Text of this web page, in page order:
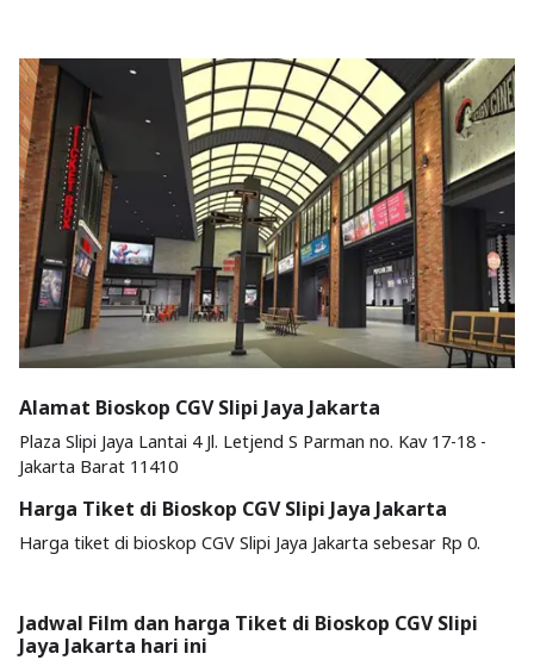
Alamat Bioskop CGV Slipi Jaya Jakarta
Plaza Slipi Jaya Lantai 4 Jl. Letjend S Parman no. Kav 17-18 -
Jakarta Barat 11410
Harga Tiket di Bioskop CGV Slipi Jaya Jakarta
Harga tiket di bioskop CGV Slipi Jaya Jakarta sebesar Rp 0.
Jadwal Film dan harga Tiket di Bioskop CGV Slipi
Jaya Jakarta hari ini